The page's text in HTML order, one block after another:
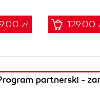
zł 129.00
partnerski -